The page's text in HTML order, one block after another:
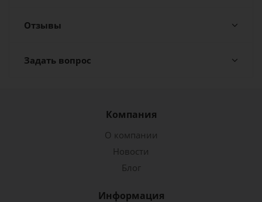
Отзывы
Задать вопрос
Компания
О компании
Новости
Блог
Информация